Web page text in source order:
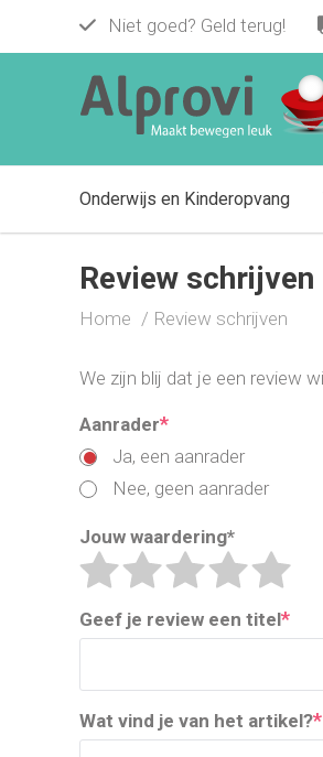
Niet goed? Geld terug!
Onderwijs en Kinderopvang
Review schrijven
Home Review schrijven
We zijn blij dat je een review
Aanrader*
Ja, een aanrader
Nee, geen aanrader
Jouw waardering*
Geef je review een titel*
Wat vind je van het artikel?*